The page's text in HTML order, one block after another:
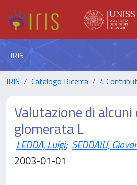
IRIS
IRIS Catalogo Ricerca 4
Valutazione di
glomerata L
LEDDA, Luigi; SEDDAIU,
2003-01-01